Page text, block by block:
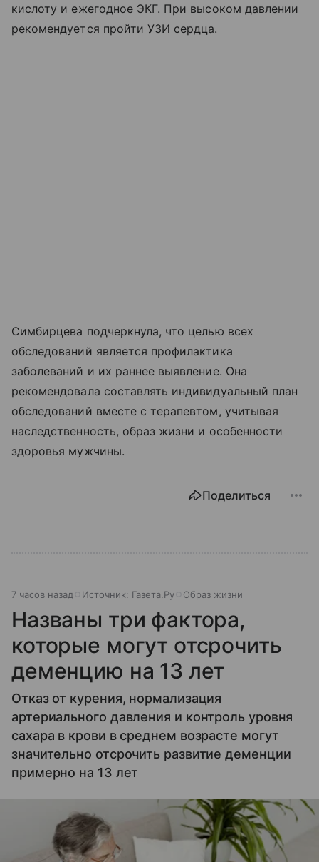
кислоту и ежегодное ЭКГ. При высоком давлении
рекомендуется пройти УЗИ сердца.
Симбирцева подчеркнула, что целью всех
обследований является профилактика
заболеваний и их раннее выявление. Она
рекомендовала составлять индивидуальный план
обследований вместе с терапевтом, учитывая
наследственность, образ жизни и особенности
здоровья мужчины.
Поделиться
7 часов назад Источник: Газета.Ру Образ жизни
Названы три фактора,
которые могут отсрочить
деменцию на 13 лет
Отказ от курения, нормализация
артериального давления и контроль уровня
сахара в крови в среднем возрасте могут
значительно отсрочить развитие деменции
примерно на 13 лет